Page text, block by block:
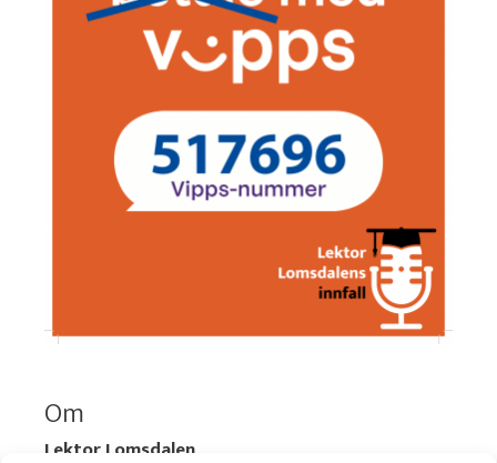
Om
Lektor Lomsdalen